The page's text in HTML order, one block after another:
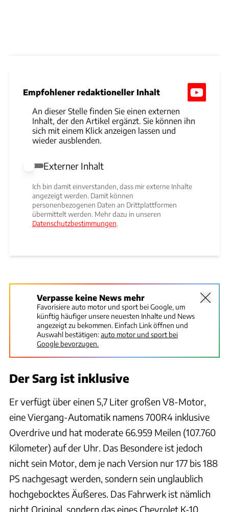
Empfohlener redaktioneller Inhalt
An dieser Stelle finden Sie einen externen
Inhalt, der den Artikel ergänzt. Sie können ihn
sich mit einem Klick anzeigen lassen und
wieder ausblenden.
Externer Inhalt erlauben
Externer Inhalt
Ich bin damit einverstanden, dass mir externe Inhalte
angezeigt werden. Damit können
personenbezogenen Daten an Drittplattformen
übermittelt werden. Mehr dazu in unseren
Datenschutzbestimmungen.
Verpasse keine News mehr
Favorisiere auto motor und sport bei Google, um
künftig häufiger unsere neuesten Inhalte und News
angezeigt zu bekommen. Einfach Link öffnen und
Auswahl bestätigen:auto motor und sport bei
Google bevorzugen.
Der Sarg ist inklusive
Er verfügt über einen 5,7 Liter großen V8-Motor,
eine Viergang-Automatik namens 700R4 inklusive
Overdrive und hat moderate 66.959 Meilen (107.760
Kilometer) auf der Uhr. Das Besondere ist jedoch
nicht sein Motor, dem je nach Version nur 177 bis 188
PS nachgesagt werden, sondern sein unglaublich
hochgebocktes Äußeres. Das Fahrwerk ist nämlich
nicht Original, sondern das eines Chevrolet K-10